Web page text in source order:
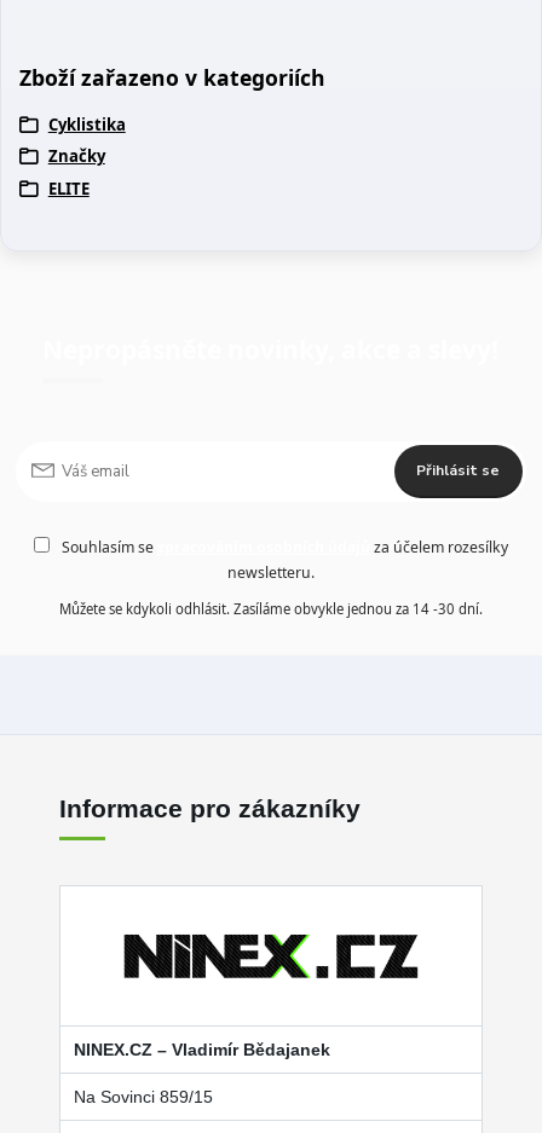
Zboží zařazeno v kategoriích
Cyklistika
Značky
ELITE
Přihlásit se
Souhlasím se
za účelem rozesílky
newsletteru.
Můžete se kdykoli odhlásit. Zasíláme obvykle jednou za 14 -30 dní.
Informace pro zákazníky
NINEX.CZ – Vladimír Bědajanek
Na Sovinci 859/15